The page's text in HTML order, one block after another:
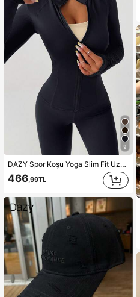
9
DAZY Spor Koşu Yoga Slim Fit Uzun Kollu Ceket
466,99TL